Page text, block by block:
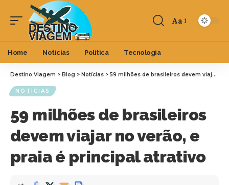
Aa
Home Notícias Política Tecnologia
Destino Viagem > Blog > Notícias > 59 milhões de brasileiros devem viajar no verão, e praia é principal atrativo
NOTÍCIAS
59 milhões de brasileiros
devem viajar no verão, e
praia é principal atrativo